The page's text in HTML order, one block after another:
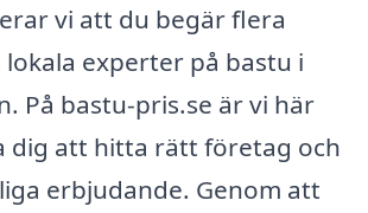
vi att du begär flera
experter på bastu i
På bastu-pris.se är vi här
dig att hitta rätt företag och
erbjudande. Genom att